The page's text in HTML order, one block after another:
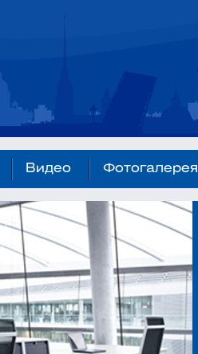
Видео Фотогалерея